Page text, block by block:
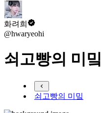
화려희
@hwaryeohi
쇠고빵의 미밐
쇠고빵의 미밐